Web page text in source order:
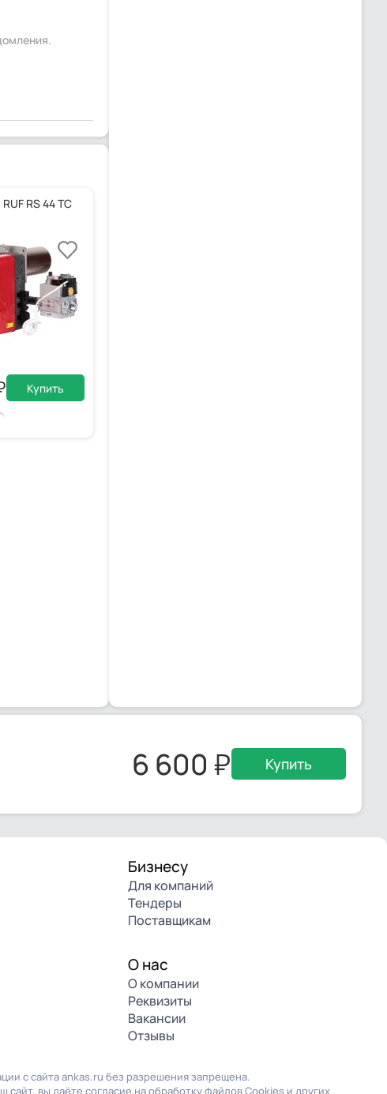
RS 44 TC
Купить
6 600 Купить
Бизнесу
Для компаний
Тендеры
Поставщикам
О нас
О компании
Реквизиты
Вакансии
Отзывы
с сайта ankas.ru без разрешения запрещена.
сайт, вы даёте согласие на обработку файлов Cookies и других